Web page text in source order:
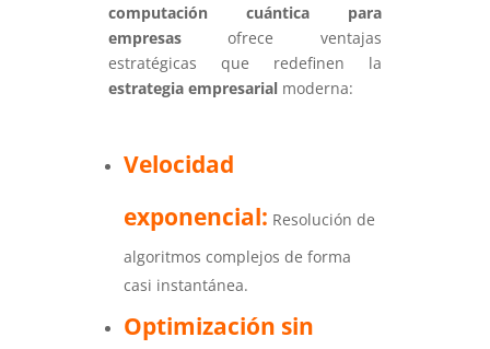
computación cuántica para
empresasofrece ventajas
estratégicas que redefinen la
estrategia empresarialmoderna:
Velocidad
exponencial: Resolución de
algoritmos complejos de forma
casi instantánea.
Optimización sin